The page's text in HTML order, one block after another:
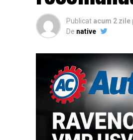
Publicat acum 2 zile
De native